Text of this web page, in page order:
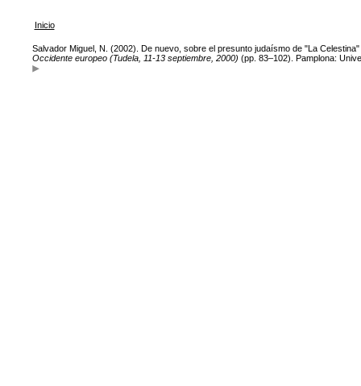
Inicio
Salvador Miguel, N. (2002). De nuevo, sobre el presunto judaísmo de "La
Occidente europeo (Tudela, 11-13 septiembre, 2000) (pp. 83–102). Pamplona: